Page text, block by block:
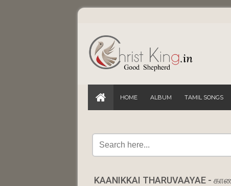
HOME ALBUM TAMIL SONGS
KAANIKKAI THARUVAAYAE -